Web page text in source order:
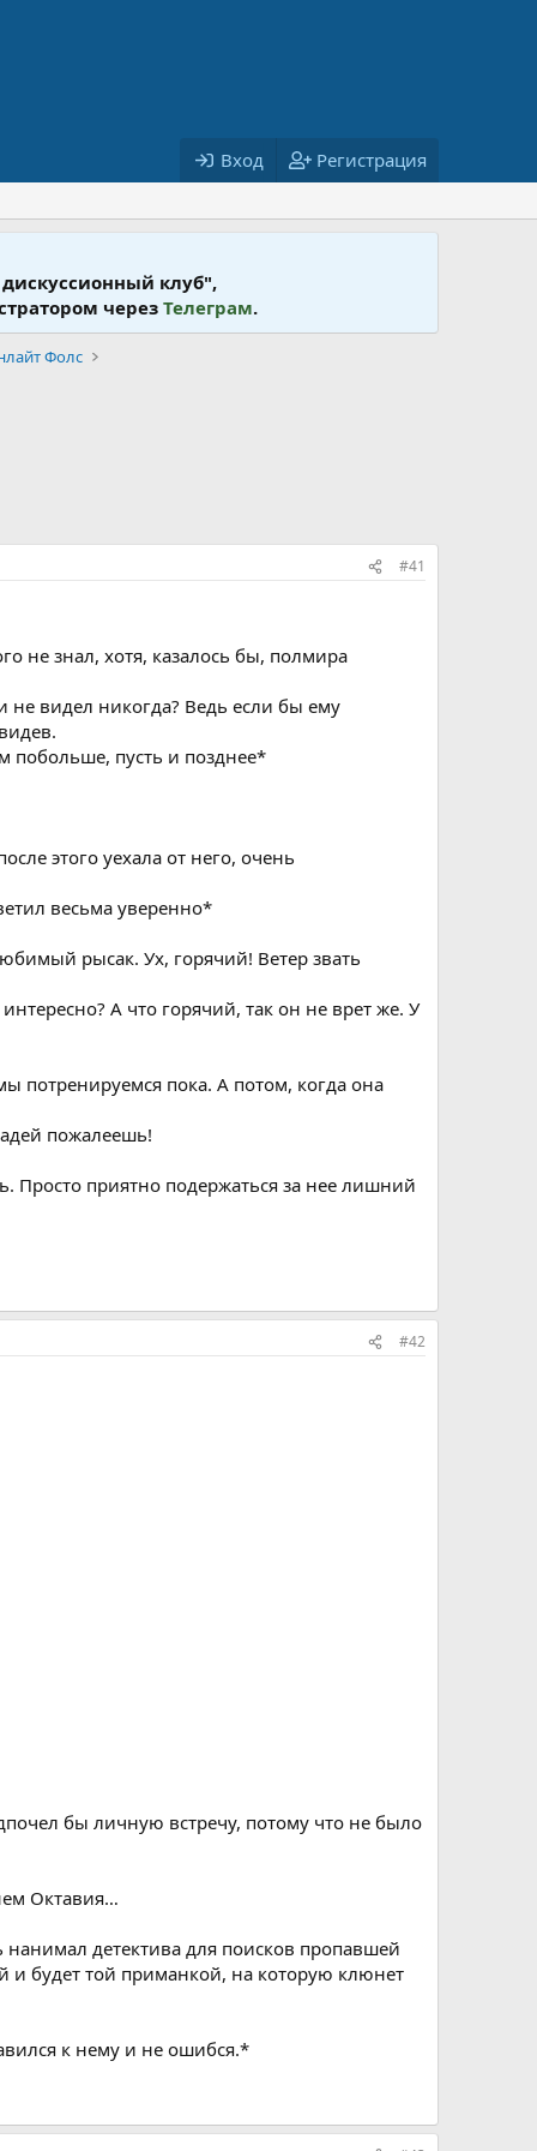
Вход Регистрация
клуб",
через Телеграм.
Фолс
#41
не знал, хотя, казалось бы, полмира
не видел никогда? Ведь если бы ему
побольше, пусть и позднее*
этого уехала от него, очень
весьма уверенно*
рысак. Ух, горячий! Ветер звать
А что горячий, так он не врет же. У
потренируемся пока. А потом, когда она
пожалеешь!
Просто приятно подержаться за нее лишний
#42
бы личную встречу, потому что не было
Октавия…
детектива для поисков пропавшей
будет той приманкой, на которую клюнет
к нему и не ошибся.*